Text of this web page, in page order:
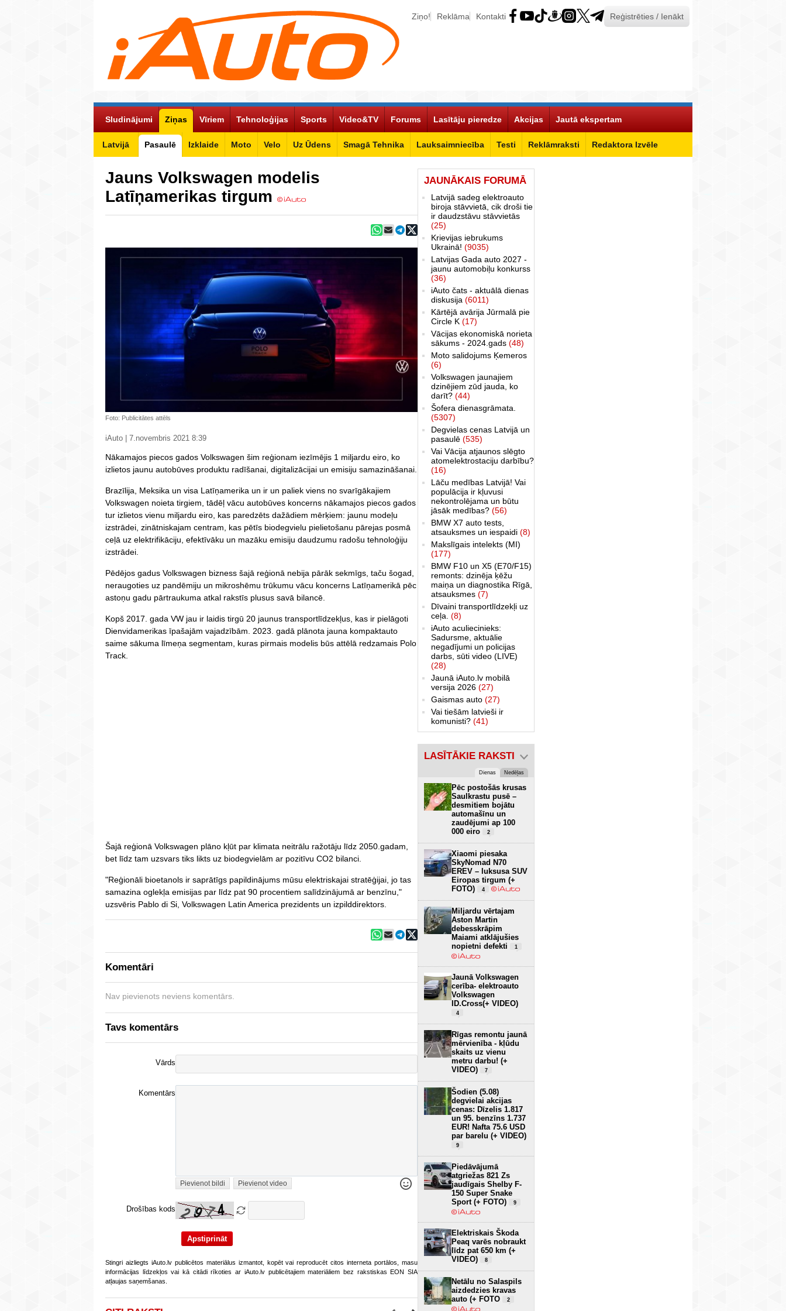
Ziņo! Reklāma Kontakti Reģistrēties / Ienākt
Sludinājumi Ziņas
Latvijā Pasaulē Izklaide Moto Velo Uz Ūdens Smagā Tehnika Lauksaimniecība Testi Reklāmraksti Redaktora Izvēle
Vīriem Tehnoloģijas Sports Video&TV Forums Lasītāju pieredze Akcijas Jautā ekspertam
Jauns Volkswagen modelis
Latīņamerikas tirgum
Foto: Publicitātes attēls
iAuto | 7.novembris 2021 8:39
Nākamajos piecos gados Volkswagen šim reģionam iezīmējis 1 miljardu eiro, ko
izlietos jaunu autobūves produktu radīšanai, digitalizācijai un emisiju samazināšanai.
Brazīlija, Meksika un visa Latīņamerika un ir un paliek viens no svarīgākajiem
Volkswagen noieta tirgiem, tādēļ vācu autobūves koncerns nākamajos piecos gados
tur izlietos vienu miljardu eiro, kas paredzēts dažādiem mērķiem: jaunu modeļu
izstrādei, zinātniskajam centram, kas pētīs biodegvielu pielietošanu pārejas posmā
ceļā uz elektrifikāciju, efektīvāku un mazāku emisiju daudzumu radošu tehnoloģiju
izstrādei.
Pēdējos gadus Volkswagen bizness šajā reģionā nebija pārāk sekmīgs, taču šogad,
neraugoties uz pandēmiju un mikroshēmu trūkumu vācu koncerns Latīņamerikā pēc
astoņu gadu pārtraukuma atkal rakstīs plusus savā bilancē.
Kopš 2017. gada VW jau ir laidis tirgū 20 jaunus transportlīdzekļus, kas ir pielāgoti
Dienvidamerikas īpašajām vajadzībām. 2023. gadā plānota jauna kompaktauto
saime sākuma līmeņa segmentam, kuras pirmais modelis būs attēlā redzamais Polo
Track.
Šajā reģionā Volkswagen plāno kļūt par klimata neitrālu ražotāju līdz 2050.gadam,
bet līdz tam uzsvars tiks likts uz biodegvielām ar pozitīvu CO2 bilanci.
"Reģionāli bioetanols ir saprātīgs papildinājums mūsu elektriskajai stratēģijai, jo tas
samazina oglekļa emisijas par līdz pat 90 procentiem salīdzinājumā ar benzīnu,"
uzsvēris Pablo di Si, Volkswagen Latin America prezidents un izpilddirektors.
Komentāri
Nav pievienots neviens komentārs.
Tavs komentārs
Vārds
Komentārs
Pievienot bildi Pievienot video
Drošības kods
Stingri aizliegts iAuto.lv publicētos materiālus izmantot, kopēt vai reproducēt citos interneta portālos, masu
informācijas līdzekļos vai kā citādi rīkoties ar iAuto.lv publicētajiem materiāliem bez rakstiskas EON SIA
atļaujas saņemšanas.
JAUNĀKAIS FORUMĀ
Latvijā sadeg elektroauto
biroja stāvvietā, cik droši tie
ir daudzstāvu stāvvietās
(25)
Krievijas iebrukums
Ukrainā! (9035)
Latvijas Gada auto 2027 -
jaunu automobiļu konkurss
(36)
iAuto čats - aktuālā dienas
diskusija (6011)
Kārtējā avārija Jūrmalā pie
Circle K (17)
Vācijas ekonomiskā norieta
sākums - 2024.gads (48)
Moto salidojums Ķemeros
(6)
Volkswagen jaunajiem
dzinējiem zūd jauda, ko
darīt? (44)
Šofera dienasgrāmata.
(5307)
Degvielas cenas Latvijā un
pasaulē (535)
Vai Vācija atjaunos slēgto
atomelektrostaciju darbību?
(16)
Lāču medības Latvijā! Vai
populācija ir kļuvusi
nekontrolējama un būtu
jāsāk medības? (56)
BMW X7 auto tests,
atsauksmes un iespaidi (8)
Makslīgais intelekts (MI)
(177)
BMW F10 un X5 (E70/F15)
remonts: dzinēja ķēžu
maiņa un diagnostika Rīgā,
atsauksmes (7)
Dīvaini transportlīdzekļi uz
ceļa. (8)
iAuto aculiecinieks:
Sadursme, aktuālie
negadījumi un policijas
darbs, sūti video (LIVE)
(28)
Jaunā iAuto.lv mobilā
versija 2026 (27)
Gaismas auto (27)
Vai tiešām latvieši ir
komunisti? (41)
LASĪTĀKIE RAKSTI
Dienas Nedēļas
Pēc postošās krusas
Saulkrastu pusē –
desmitiem bojātu
automašīnu un
zaudējumi ap 100
000 eiro
2
Xiaomi piesaka
SkyNomad N70
EREV – luksusa SUV
Eiropas tirgum (+
FOTO)
4
Miljardu vērtajam
Aston Martin
debesskrāpim
Maiami atklājušies
nopietni defekti
1
Jaunā Volkswagen
cerība- elektroauto
Volkswagen
ID.Cross(+ VIDEO)
4
Rīgas remontu jaunā
mērvienība - kļūdu
skaits uz vienu
metru darbu! (+
VIDEO)
7
Šodien (5.08)
degvielai akcijas
cenas: Dīzelis 1.817
un 95. benzīns 1.737
EUR! Nafta 75.6 USD
par barelu (+ VIDEO)
9
Piedāvājumā
atgriežas 821 Zs
jaudīgais Shelby F-
150 Super Snake
Sport (+ FOTO)
9
Elektriskais Škoda
Peaq varēs nobraukt
līdz pat 650 km (+
VIDEO)
8
Netālu no Salaspils
aizdedzies kravas
auto (+ FOTO
2